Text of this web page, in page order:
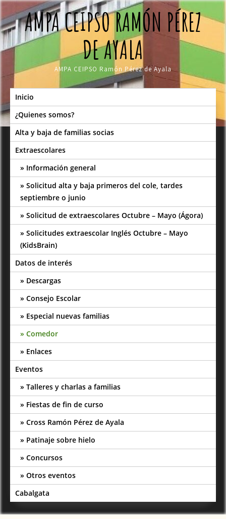
Skip
to
contentAMPA CEIPSO RAMÓN PÉREZ
DE AYALA
AMPA CEIPSO Ramón Pérez de Ayala
Inicio
¿Quienes somos?
Alta y baja de familias socias
Extraescolares
Información general
Solicitud alta y baja primeros del cole, tardes
septiembre o junio
Solicitud de extraescolares Octubre – Mayo (Ágora)
Solicitudes extraescolar Inglés Octubre – Mayo
(KidsBrain)
Datos de interés
Descargas
Consejo Escolar
Especial nuevas familias
Comedor
Enlaces
Eventos
Talleres y charlas a familias
Fiestas de fin de curso
Cross Ramón Pérez de Ayala
Patinaje sobre hielo
Concursos
Otros eventos
Cabalgata